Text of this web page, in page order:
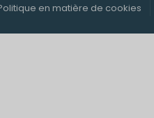
en matière de cookies